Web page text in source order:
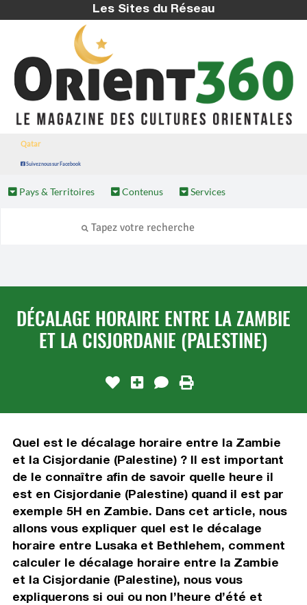
Les Sites du Réseau
Qatar
Suivez nous sur Facebook
Pays & Territoires Contenus Services
DÉCALAGE HORAIRE ENTRE LA ZAMBIE
ET LA CISJORDANIE (PALESTINE)
Quel est le décalage horaire entre la Zambie
et la Cisjordanie (Palestine) ? Il est important
de le connaître afin de savoir quelle heure il
est en Cisjordanie (Palestine) quand il est par
exemple 5H en Zambie. Dans cet article, nous
allons vous expliquer quel est le décalage
horaire entre Lusaka et Bethlehem, comment
calculer le décalage horaire entre la Zambie
et la Cisjordanie (Palestine), nous vous
expliquerons si oui ou non l’heure d’été et